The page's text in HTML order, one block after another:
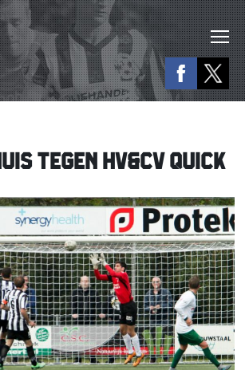
TEGEN HV&CV QUICK